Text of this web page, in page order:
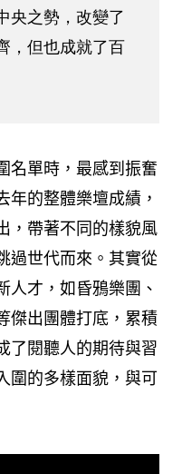
央之勢，改變了
，但也成就了百
名單時，最感到振奮
年的整體樂壇成績，
，帶著不同的樣貌風
過世代而來。其實從
人才，如昏鴉樂團、
傑出團體打底，累積
了閱聽人的期待與習
圍的多樣面貌，與可